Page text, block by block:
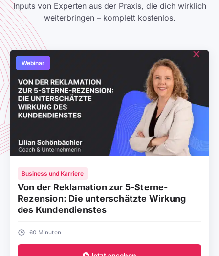
Inputs von Experten aus der Praxis, die dich wirklich
weiterbringen – komplett kostenlos.
Webinar
Business und Karriere
Von der Reklamation zur 5-Sterne-
Rezension: Die unterschätzte Wirkung
des Kundendienstes
60 Minuten